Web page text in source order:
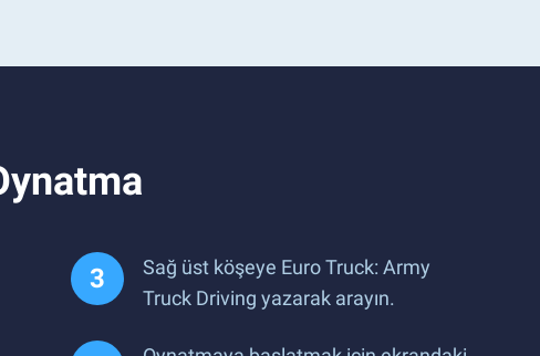
Sağ üst köşeye Euro Truck: Army
Truck Driving yazarak arayın.